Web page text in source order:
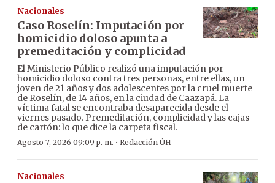
Nacionales
Caso Roselín: Imputación por
homicidio doloso apunta a
premeditación y complicidad
El Ministerio Público realizó una imputación por
homicidio doloso contra tres personas, entre ellas, un
joven de 21 años y dos adolescentes por la cruel muerte
de Roselín, de 14 años, en la ciudad de Caazapá. La
víctima fatal se encontraba desaparecida desde el
viernes pasado. Premeditación, complicidad y las cajas
de cartón: lo que dice la carpeta fiscal.
Agosto 7, 2026 09:09 p. m. · Redacción ÚH
Nacionales